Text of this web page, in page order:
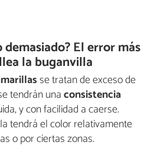
demasiado? El error más
la buganvilla
se tratan de exceso de
tendrán unaconsistencia
y con facilidad a caerse.
tendrá el color relativamente
o por ciertas zonas.